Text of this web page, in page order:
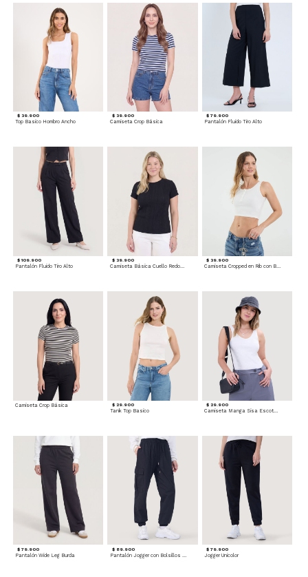
$ 39.900
Top Basico Hombro Ancho
$ 39.900
Camiseta Crop Básica
$ 79.900
Pantalón Fluido Tiro Alto
$ 109.900
Pantalón Fluido Tiro Alto
$ 39.900
Camiseta Básica Cuello Redondo
$ 39.900
Camiseta Cropped en Rib con Botones
Camiseta Crop Básica $ 29.900
Tank Top Basico
$ 29.900
Camiseta Manga Sisa Escotada
$ 79.900
Pantalón Wide Leg Burda
$ 89.900
Pantalón Jogger con Bolsillos Cargo
$ 79.900
Jogger Unicolor